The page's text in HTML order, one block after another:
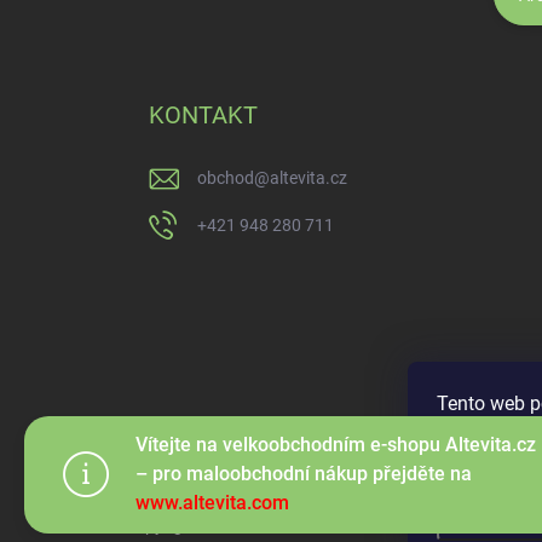
Tento web
jejich
Vítejte na velkoobchodním e-shopu Altevita.cz
– pro maloobchodní nákup přejděte na
www.altevita.com
KONTAKT
obchod@altevita.cz
+421 948 280 711
Altevita.cz - 100% esenciální přírodní